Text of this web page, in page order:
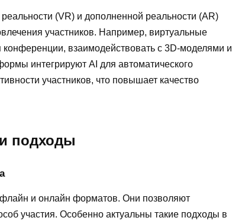
(VR) и дополненной реальности (AR)
участников. Например, виртуальные
взаимодействовать с 3D-моделями и
интегрируют AI для автоматического
участников, что повышает качество
подходы
и онлайн форматов. Они позволяют
участия. Особенно актуальны такие подходы в